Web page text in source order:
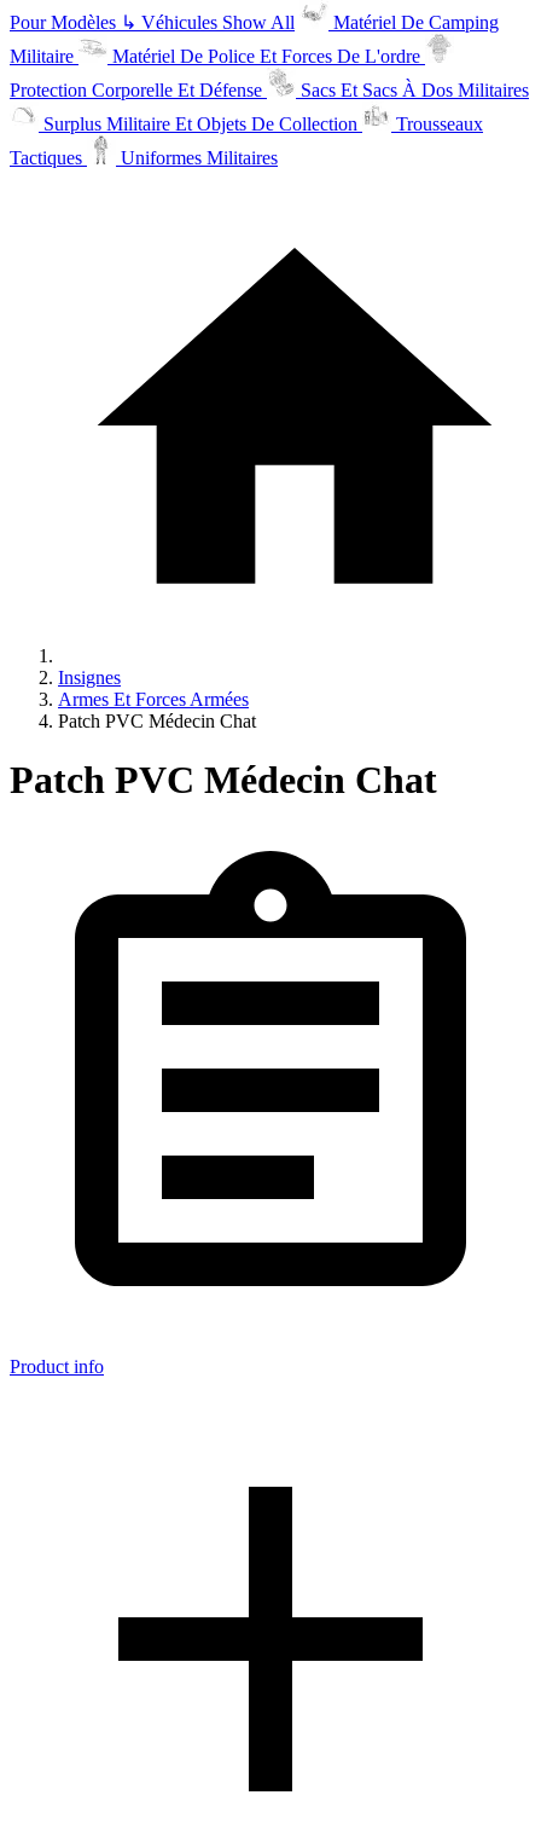
Pour Modèles ↳ Véhicules Show All
Matériel De Camping
Militaire
Matériel De Police Et Forces De L'ordre
Protection Corporelle Et Défense
Sacs Et Sacs À Dos Militaires
Surplus Militaire Et Objets De Collection
Trousseaux
Tactiques
Uniformes Militaires
Insignes
Armes Et Forces Armées
Patch PVC Médecin Chat
Patch PVC Médecin Chat
Product info